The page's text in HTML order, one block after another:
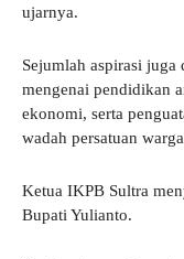
ujarnya.
Sejumlah aspirasi
mengenai pendidikan
ekonomi, serta
wadah persatuan
Ketua IKPB Sultra
Bupati Yulianto.